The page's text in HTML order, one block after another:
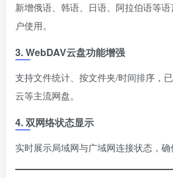
新增俄语、韩语、日语、阿拉伯语等
户使用。
3. WebDAV云盘功能增强
支持文件统计、按文件夹/时间排序，
云等主流网盘。
4. 双网络状态显示
实时展示局域网与广域网连接状态，确